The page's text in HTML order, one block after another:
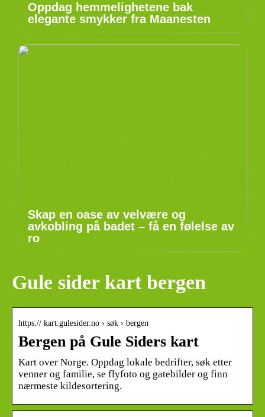
Oppdag hemmelighetene bak
elegante smykker fra Maanesten
Skap en oase av velvære og
avkobling på badet – få en følelse av
ro
Gule sider kart bergen
https:// kart.gulesider.no › søk › bergen
Bergen på Gule Siders kart
Kart over Norge. Oppdag lokale bedrifter, søk etter
venner og familie, se flyfoto og gatebilder og finn
nærmeste kildesortering.